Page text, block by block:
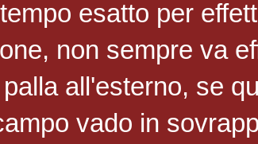
esatto per
non sempre va
all'esterno, se
vado in